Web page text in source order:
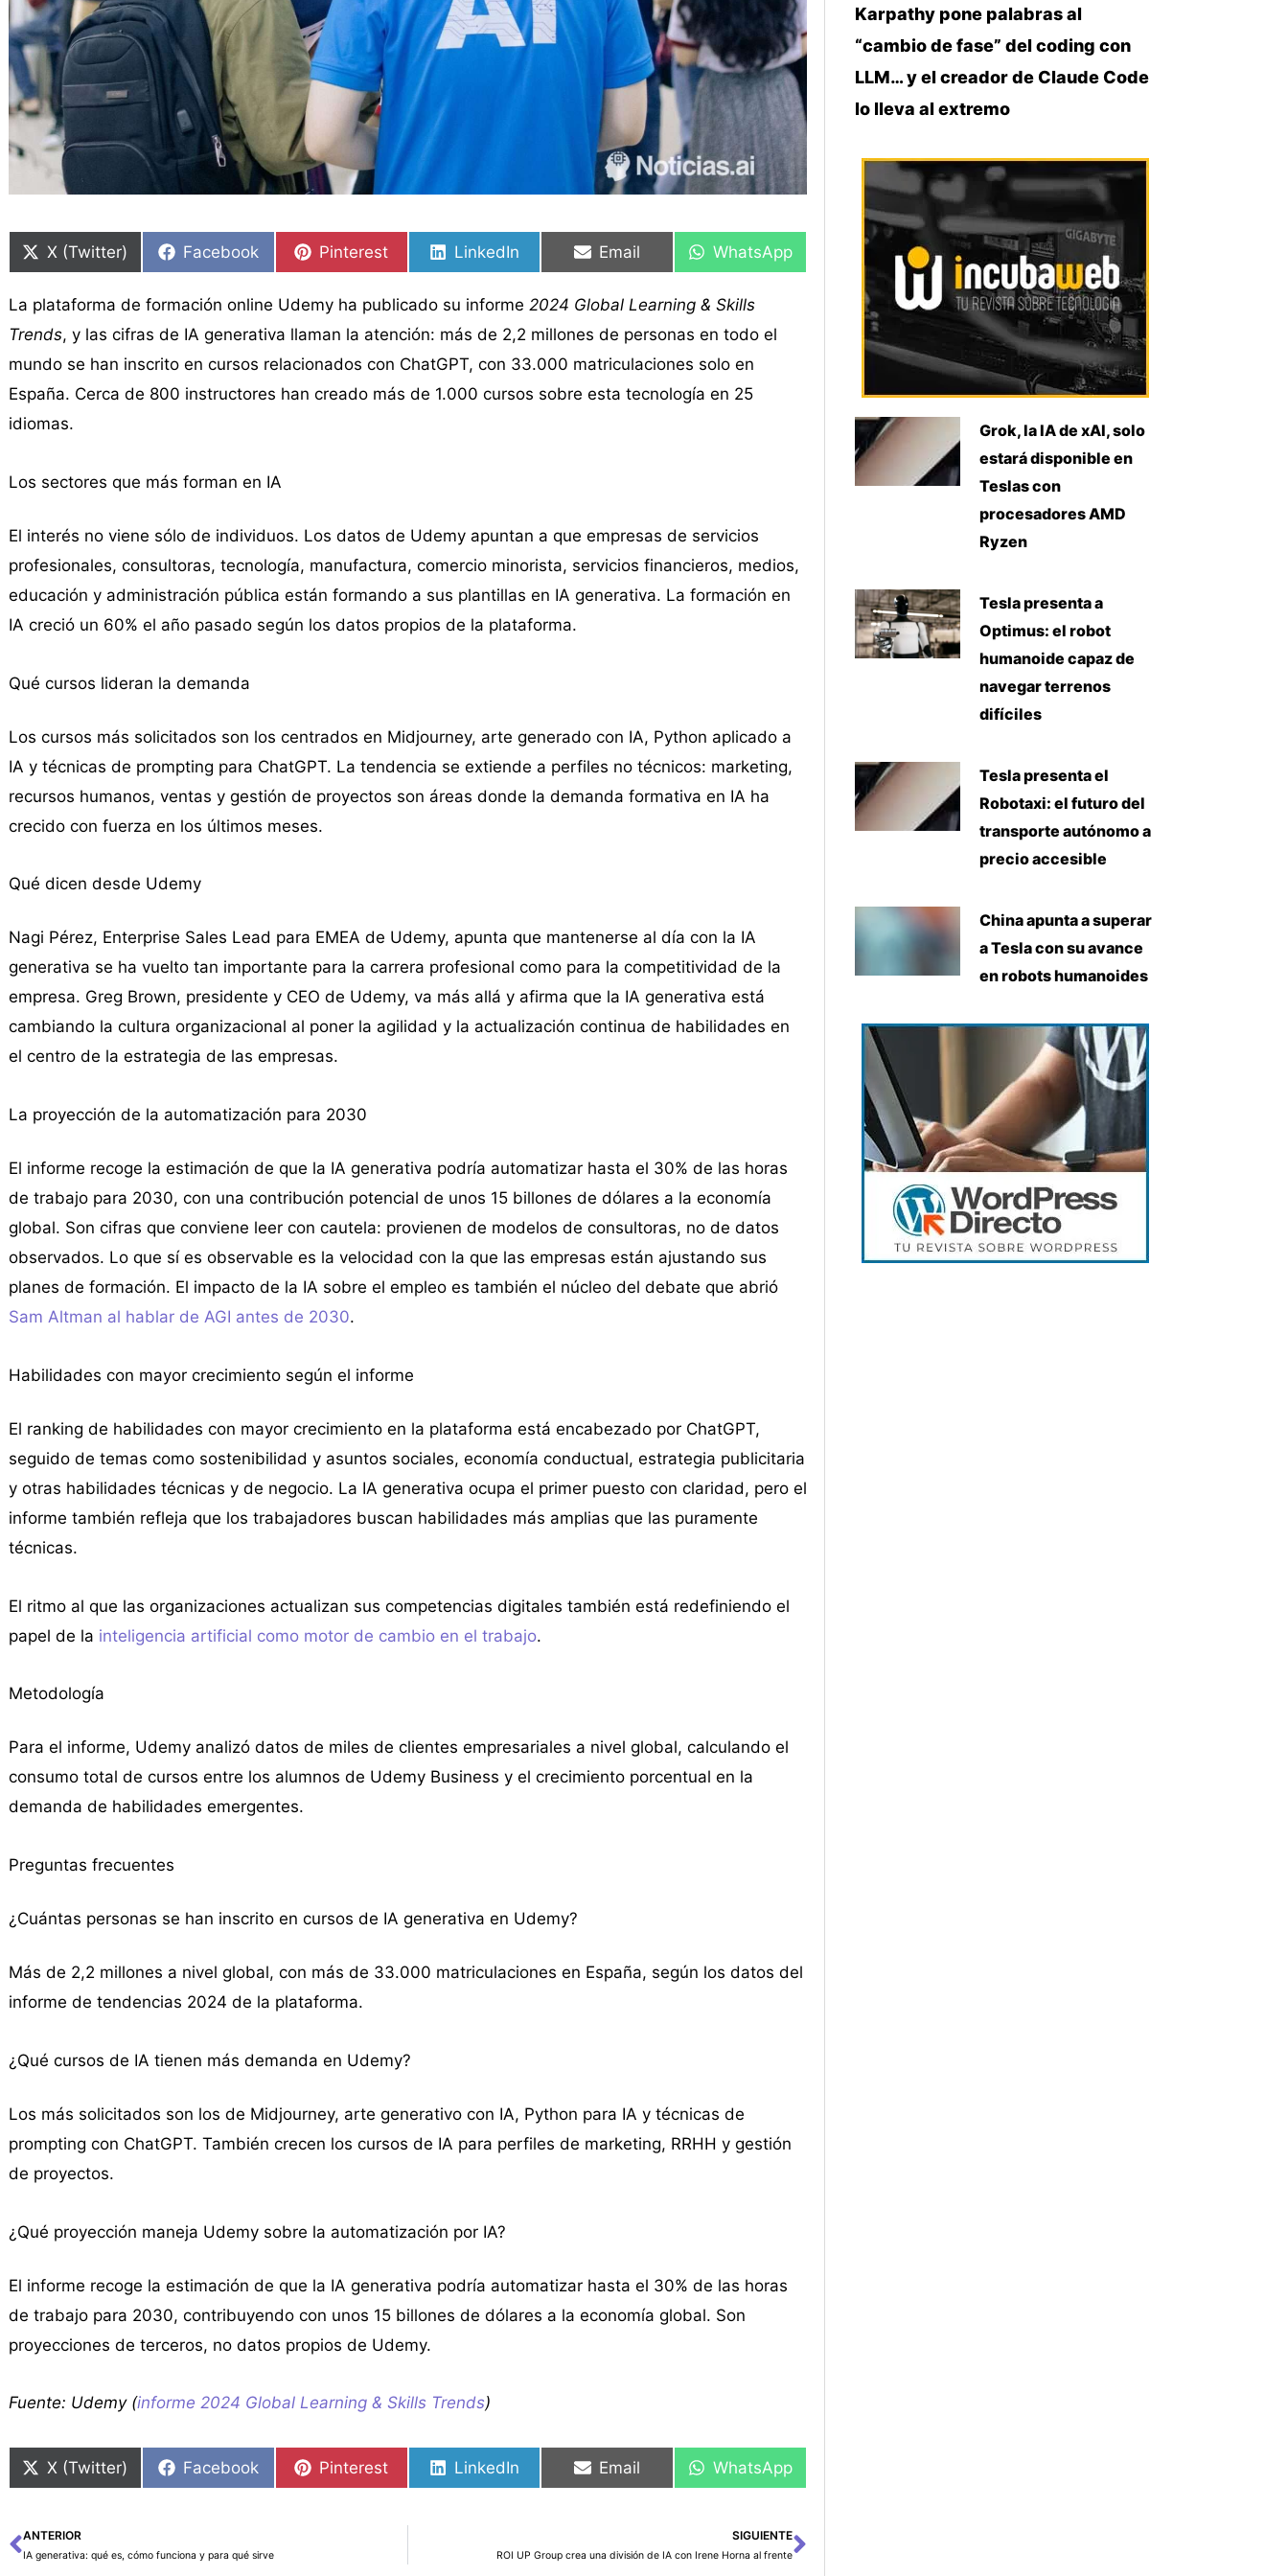
en
X (Twitter)
en
Facebook
en
Pinterest
en
LinkedIn
en
Email
en
WhatsApp
La plataforma de formación online Udemy ha publicado su informe 2024 Global Learning & Skills
Trends, y las cifras de IA generativa llaman la atención: más de 2,2 millones de personas en todo el
mundo se han inscrito en cursos relacionados con ChatGPT, con 33.000 matriculaciones solo en
España. Cerca de 800 instructores han creado más de 1.000 cursos sobre esta tecnología en 25
idiomas.
Los sectores que más forman en IA
El interés no viene sólo de individuos. Los datos de Udemy apuntan a que empresas de servicios
profesionales, consultoras, tecnología, manufactura, comercio minorista, servicios financieros, medios,
educación y administración pública están formando a sus plantillas en IA generativa. La formación en
IA creció un 60% el año pasado según los datos propios de la plataforma.
Qué cursos lideran la demanda
Los cursos más solicitados son los centrados en Midjourney, arte generado con IA, Python aplicado a
IA y técnicas de prompting para ChatGPT. La tendencia se extiende a perfiles no técnicos: marketing,
recursos humanos, ventas y gestión de proyectos son áreas donde la demanda formativa en IA ha
crecido con fuerza en los últimos meses.
Qué dicen desde Udemy
Nagi Pérez, Enterprise Sales Lead para EMEA de Udemy, apunta que mantenerse al día con la IA
generativa se ha vuelto tan importante para la carrera profesional como para la competitividad de la
empresa. Greg Brown, presidente y CEO de Udemy, va más allá y afirma que la IA generativa está
cambiando la cultura organizacional al poner la agilidad y la actualización continua de habilidades en
el centro de la estrategia de las empresas.
La proyección de la automatización para 2030
El informe recoge la estimación de que la IA generativa podría automatizar hasta el 30% de las horas
de trabajo para 2030, con una contribución potencial de unos 15 billones de dólares a la economía
global. Son cifras que conviene leer con cautela: provienen de modelos de consultoras, no de datos
observados. Lo que sí es observable es la velocidad con la que las empresas están ajustando sus
planes de formación. El impacto de la IA sobre el empleo es también el núcleo del debate que abrió
Sam Altman al hablar de AGI antes de 2030.
Habilidades con mayor crecimiento según el informe
El ranking de habilidades con mayor crecimiento en la plataforma está encabezado por ChatGPT,
seguido de temas como sostenibilidad y asuntos sociales, economía conductual, estrategia publicitaria
y otras habilidades técnicas y de negocio. La IA generativa ocupa el primer puesto con claridad, pero el
informe también refleja que los trabajadores buscan habilidades más amplias que las puramente
técnicas.
El ritmo al que las organizaciones actualizan sus competencias digitales también está redefiniendo el
papel de la inteligencia artificial como motor de cambio en el trabajo.
Metodología
Para el informe, Udemy analizó datos de miles de clientes empresariales a nivel global, calculando el
consumo total de cursos entre los alumnos de Udemy Business y el crecimiento porcentual en la
demanda de habilidades emergentes.
Preguntas frecuentes
¿Cuántas personas se han inscrito en cursos de IA generativa en Udemy?
Más de 2,2 millones a nivel global, con más de 33.000 matriculaciones en España, según los datos del
informe de tendencias 2024 de la plataforma.
¿Qué cursos de IA tienen más demanda en Udemy?
Los más solicitados son los de Midjourney, arte generativo con IA, Python para IA y técnicas de
prompting con ChatGPT. También crecen los cursos de IA para perfiles de marketing, RRHH y gestión
de proyectos.
¿Qué proyección maneja Udemy sobre la automatización por IA?
El informe recoge la estimación de que la IA generativa podría automatizar hasta el 30% de las horas
de trabajo para 2030, contribuyendo con unos 15 billones de dólares a la economía global. Son
proyecciones de terceros, no datos propios de Udemy.
Fuente: Udemy (informe 2024 Global Learning & Skills Trends)
en
X (Twitter)
en
Facebook
en
Pinterest
en
LinkedIn
en
Email
en
WhatsApp
Ant
ANTERIOR
IA generativa: qué es, cómo funciona y para qué sirve
SIGUIENTE
ROI UP Group crea una división de IA con Irene Horna al frenteSiguiente
Karpathy pone palabras al
“cambio de fase” del coding con
LLM… y el creador de Claude Code
lo lleva al extremo
Grok, la IA de xAI, solo
estará disponible en
Teslas con
procesadores AMD
Ryzen
Tesla presenta a
Optimus: el robot
humanoide capaz de
navegar terrenos
difíciles
Tesla presenta el
Robotaxi: el futuro del
transporte autónomo a
precio accesible
China apunta a superar
a Tesla con su avance
en robots humanoides